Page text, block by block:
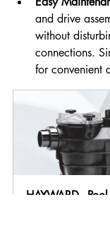
and drive
without
connections.
for convenient
HAYWARD -